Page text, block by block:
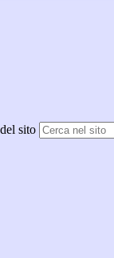
sito